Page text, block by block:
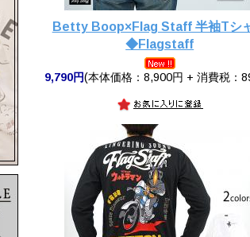
Betty Boop×Flag Staff 半袖Tシ
◆Flagstaff
9,790円(本体価格：8,900円 + 消費税：